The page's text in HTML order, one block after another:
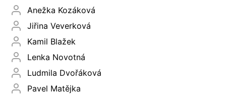
Anežka Kozáková
Jiřina Veverková
Kamil Blažek
Lenka Novotná
Ludmila Dvořáková
Pavel Matějka